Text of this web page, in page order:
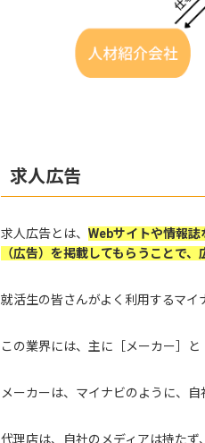
求人広告
求人広告とは、 Webサイトや情報
（広告）を掲載してもらうことで
就活生の皆さんがよく利用するマイ
この業界には、主に［メーカー］
メーカーは、マイナビのように、自
代理店は、自社のメディアは持た